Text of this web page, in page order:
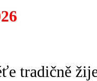
tradičně